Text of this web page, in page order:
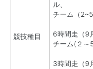
競技種目
ル、
チーム（
6時間走（9
チーム(２～
3時間走（9